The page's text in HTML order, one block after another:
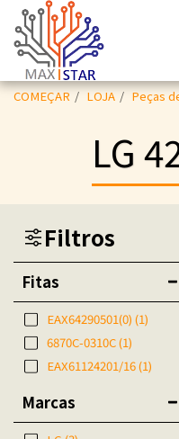
COMEÇAR LOJA Peças
LG
Filtros
Marcas
Fitas
EAX64290501(0) (1)
6870C-0310C(1)
EAX61124201/16(1)